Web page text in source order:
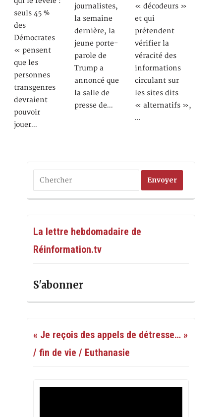
seuls 45 %
des
Démocrates
« pensent
que les
personnes
transgenres
devraient
pouvoir
jouer…
journalistes,
la semaine
dernière, la
jeune porte-
parole de
Trump a
annoncé que
la salle de
presse de…
« décodeurs »
et qui
prétendent
vérifier la
véracité des
informations
circulant sur
les sites dits
« alternatifs »,
…
La lettre hebdomadaire de
Réinformation.tv
S'abonner
« Je reçois des appels de détresse… »
/ fin de vie / Euthanasie